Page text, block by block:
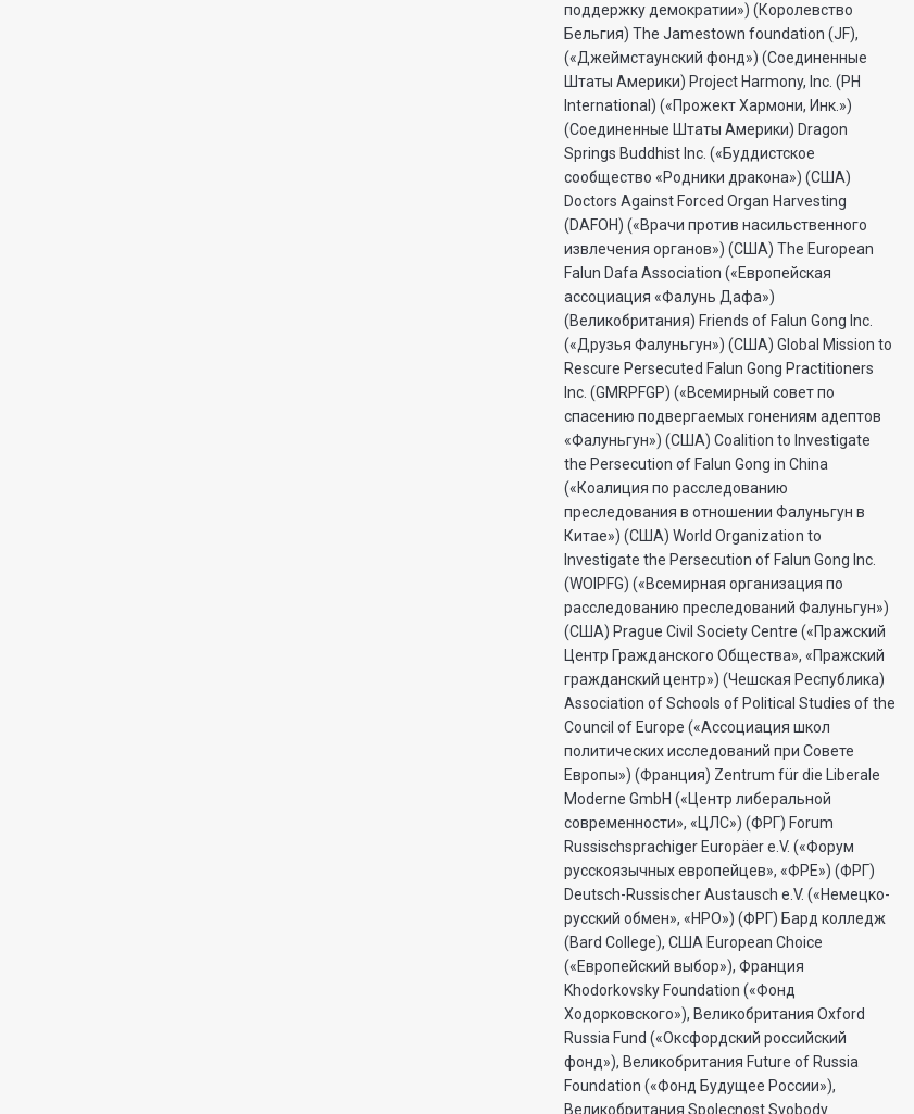
поддержку демократии») (Королевство
Бельгия) The Jamestown foundation (JF),
(«Джеймстаунский фонд») (Соединенные
Штаты Америки) Project Harmony, Inc. (PH
International) («Прожект Хармони, Инк.»)
(Соединенные Штаты Америки) Dragon
Springs Buddhist Inc. («Буддистское
сообщество «Родники дракона») (США)
Doctors Against Forced Organ Harvesting
(DAFOH) («Врачи против насильственного
извлечения органов») (США) The European
Falun Dafa Association («Европейская
ассоциация «Фалунь Дафа»)
(Великобритания) Friends of Falun Gong Inc.
(«Друзья Фалуньгун») (США) Global Mission to
Rescure Persecuted Falun Gong Practitioners
Inc. (GMRPFGP) («Всемирный совет по
спасению подвергаемых гонениям адептов
«Фалуньгун») (США) Coalition to Investigate
the Persecution of Falun Gong in China
(«Коалиция по расследованию
преследования в отношении Фалуньгун в
Китае») (США) World Organization to
Investigate the Persecution of Falun Gong Inc.
(WOIPFG) («Всемирная организация по
расследованию преследований Фалуньгун»)
(США) Prague Civil Society Centre («Пражский
Центр Гражданского Общества», «Пражский
гражданский центр») (Чешская Республика)
Association of Schools of Political Studies of the
Council of Europe («Ассоциация школ
политических исследований при Совете
Европы») (Франция) Zentrum für die Liberale
Moderne GmbH («Центр либеральной
современности», «ЦЛС») (ФРГ) Forum
Russischsprachiger Europäer e.V. («Форум
русскоязычных европейцев», «ФРЕ») (ФРГ)
Deutsch-Russischer Austausch e.V. («Немецко-
русский обмен», «НРО») (ФРГ) Бард колледж
(Bard College), США European Choice
(«Европейский выбор»), Франция
Khodorkovsky Foundation («Фонд
Ходорковского»), Великобритания Oxford
Russia Fund («Оксфордский российский
фонд»), Великобритания Future of Russia
Foundation («Фонд Будущее России»),
Великобритания Spolecnost Svobody